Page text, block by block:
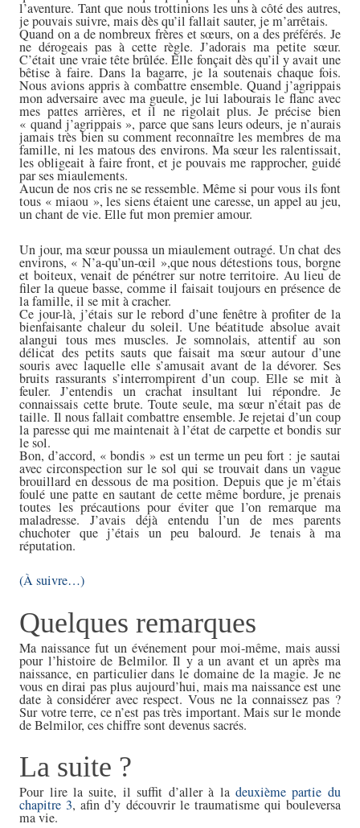
l’aventure. Tant que nous trottinions les uns à côté des autres,
je pouvais suivre, mais dès qu’il fallait sauter, je m’arrêtais.
Quand on a de nombreux frères et sœurs, on a des préférés. Je
ne dérogeais pas à cette règle. J’adorais ma petite sœur.
C’était une vraie tête brûlée. Elle fonçait dès qu’il y avait une
bêtise à faire. Dans la bagarre, je la soutenais chaque fois.
Nous avions appris à combattre ensemble. Quand j’agrippais
mon adversaire avec ma gueule, je lui labourais le flanc avec
mes pattes arrières, et il ne rigolait plus. Je précise bien
« quand j’agrippais », parce que sans leurs odeurs, je n’aurais
jamais très bien su comment reconnaître les membres de ma
famille, ni les matous des environs. Ma sœur les ralentissait,
les obligeait à faire front, et je pouvais me rapprocher, guidé
par ses miaulements.
Aucun de nos cris ne se ressemble. Même si pour vous ils font
tous « miaou », les siens étaient une caresse, un appel au jeu,
un chant de vie. Elle fut mon premier amour.
Un jour, ma sœur poussa un miaulement outragé. Un chat des
environs, « N’a-qu’un-œil »,que nous détestions tous, borgne
et boiteux, venait de pénétrer sur notre territoire. Au lieu de
filer la queue basse, comme il faisait toujours en présence de
la famille, il se mit à cracher.
Ce jour-là, j’étais sur le rebord d’une fenêtre à profiter de la
bienfaisante chaleur du soleil. Une béatitude absolue avait
alangui tous mes muscles. Je somnolais, attentif au son
délicat des petits sauts que faisait ma sœur autour d’une
souris avec laquelle elle s’amusait avant de la dévorer. Ses
bruits rassurants s’interrompirent d’un coup. Elle se mit à
feuler. J’entendis un crachat insultant lui répondre. Je
connaissais cette brute. Toute seule, ma sœur n’était pas de
taille. Il nous fallait combattre ensemble. Je rejetai d’un coup
la paresse qui me maintenait à l’état de carpette et bondis sur
le sol.
Bon, d’accord, « bondis » est un terme un peu fort : je sautai
avec circonspection sur le sol qui se trouvait dans un vague
brouillard en dessous de ma position. Depuis que je m’étais
foulé une patte en sautant de cette même bordure, je prenais
toutes les précautions pour éviter que l’on remarque ma
maladresse. J’avais déjà entendu l’un de mes parents
chuchoter que j’étais un peu balourd. Je tenais à ma
réputation.
(À suivre…)
Quelques remarques
Ma naissance fut un événement pour moi-même, mais aussi
pour l’histoire de Belmilor. Il y a un avant et un après ma
naissance, en particulier dans le domaine de la magie. Je ne
vous en dirai pas plus aujourd’hui, mais ma naissance est une
date à considérer avec respect. Vous ne la connaissez pas ?
Sur votre terre, ce n’est pas très important. Mais sur le monde
de Belmilor, ces chiffre sont devenus sacrés.
La suite ?
Pour lire la suite, il suffit d’aller à la deuxième partie du
chapitre 3, afin d’y découvrir le traumatisme qui bouleversa
ma vie.